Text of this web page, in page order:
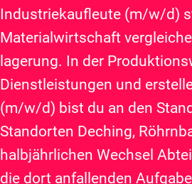
Industriekaufleute (m/w/d)
Materialwirtschaft
lagerung. In der
Dienstleistungen und
(m/w/d) bist du an den
Standorten Deching,
halbjährlichen Wechsel
die dort anfallenden